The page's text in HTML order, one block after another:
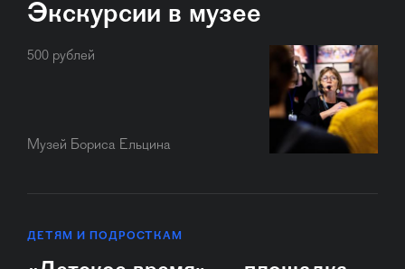
Экскурсии в музее
500 рублей
Музей Бориса Ельцина
ДЕТЯМ И ПОДРОСТКАМ